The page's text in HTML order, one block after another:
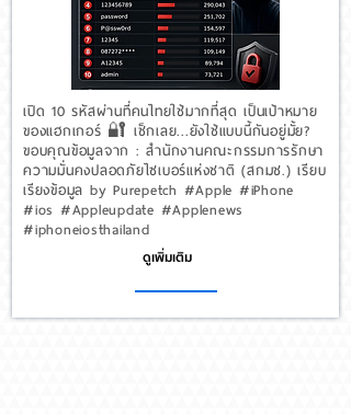
เปิด 10 รหัสผ่านที่คนไทยใช้มากที่สุด เป็นเป้าหมาย
ของแฮกเกอร์ 🔐 เช็กเลย...ยังใช้แบบนี้กันอยู่มั้ย?
ขอบคุณข้อมูลจาก : สํานักงานคณะกรรมการรักษา
ความมั่นคงปลอดภัยไซเบอร์แห่งชาติ (สกมช.) เรียบ
เรียงข้อมูล by Purepetch #Apple #iPhone
#ios #Appleupdate #Applenews
#iphoneiosthailand
ดูเพิ่มเติม